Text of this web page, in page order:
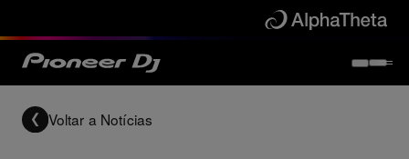
Voltar a Notícias